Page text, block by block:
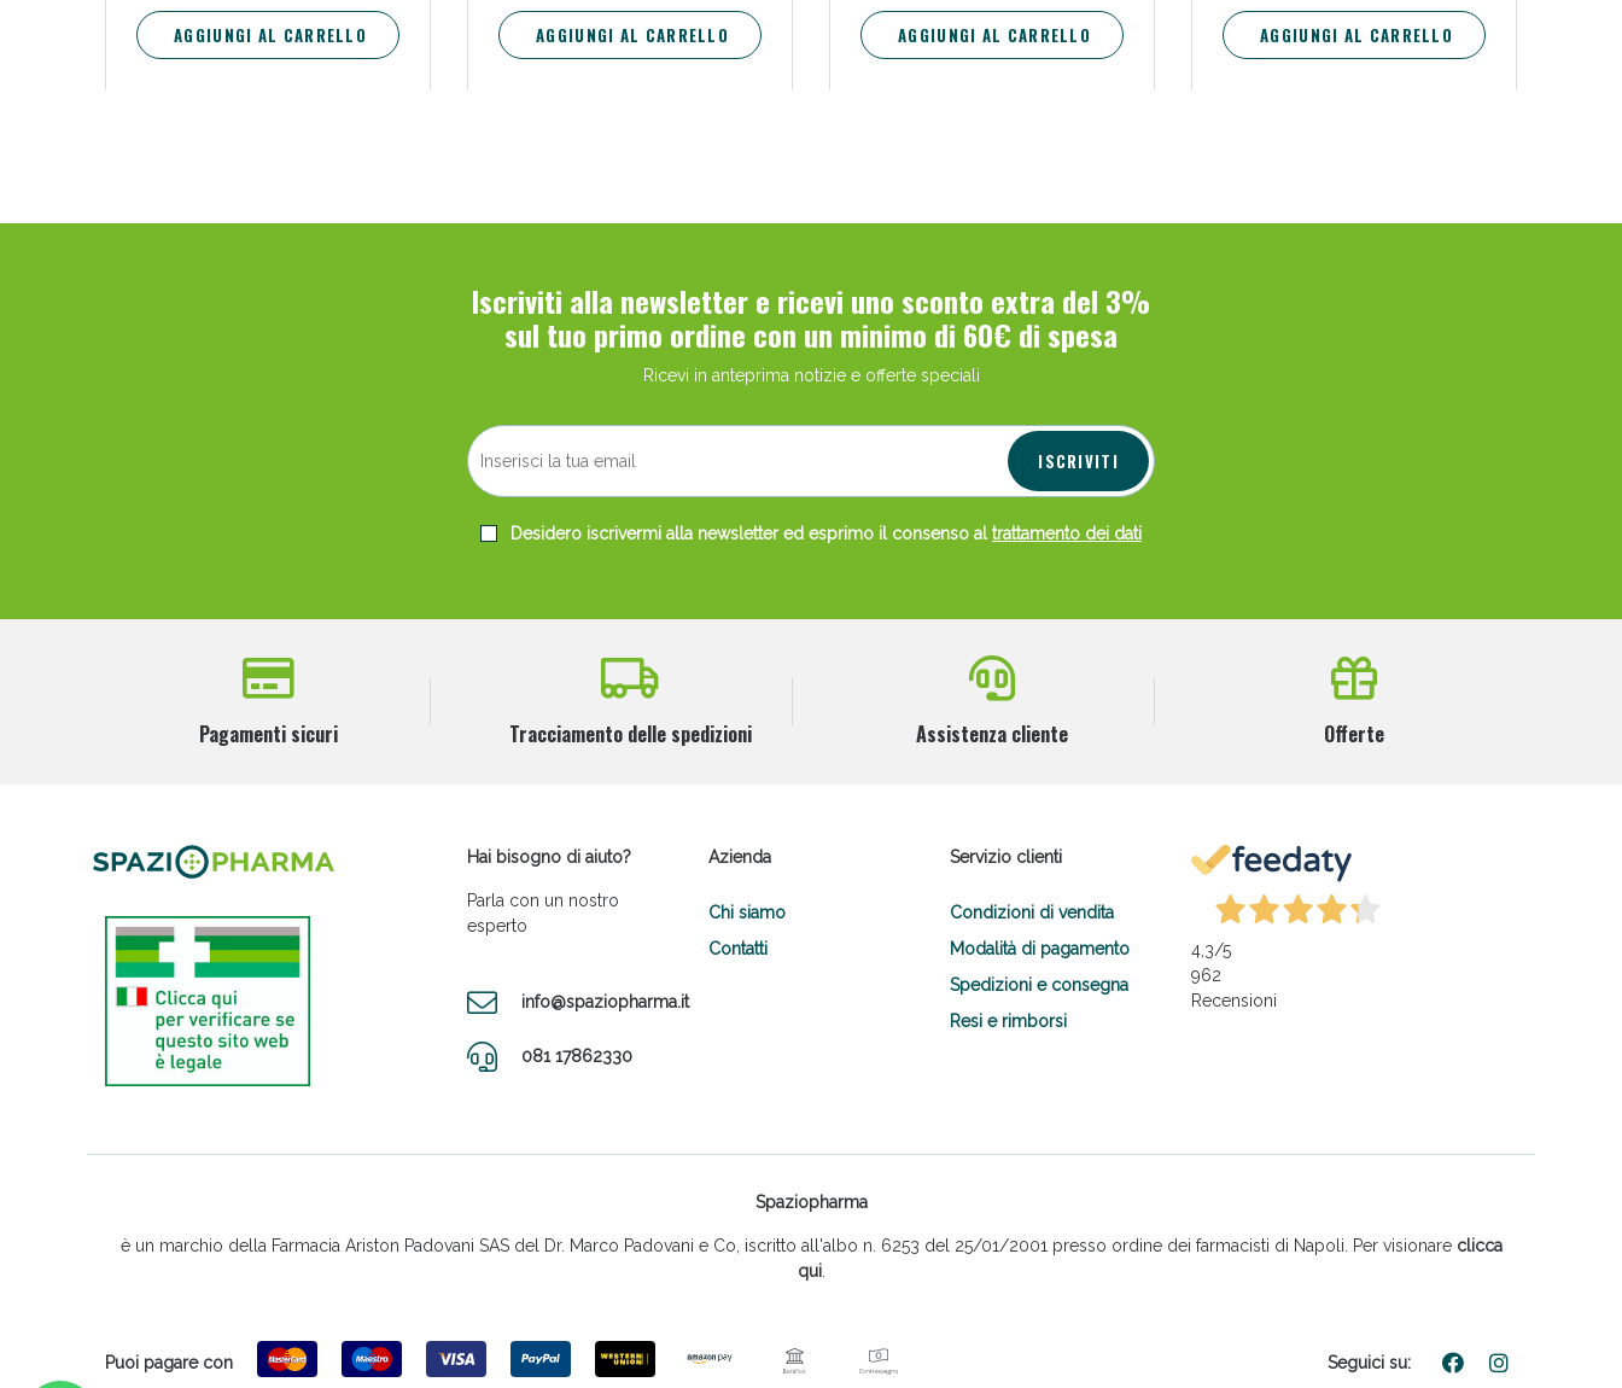
AGGIUNGI AL CARRELLO AGGIUNGI AL CARRELLO AGGIUNGI AL CARRELLO AGGIUNGI AL CARRELLO
Iscriviti alla newsletter e ricevi uno sconto extra del 3%
sul tuo primo ordine con un minimo di 60€ di spesa
Ricevi in anteprima notizie e offerte speciali
ISCRIVITI
Desidero iscrivermi alla newsletter ed esprimo il consenso al trattamento dei dati
Pagamenti sicuri Tracciamento delle spedizioni Assistenza cliente Offerte
Hai bisogno di aiuto?
Parla con un nostro
esperto
info@spaziopharma.it
081 17862330
Azienda
Chi siamo
Contatti
Servizio clienti
Condizioni di vendita
Modalità di pagamento
Spedizioni e consegna
Resi e rimborsi
4,3/5
962
Recensioni
Spaziopharma
è un marchio della Farmacia Ariston Padovani SAS del Dr. Marco Padovani e Co, iscritto all'albo n. 6253 del 25/01/2001 presso ordine dei farmacisti di Napoli. Per visionare clicca
qui.
Puoi pagare con Seguici su: